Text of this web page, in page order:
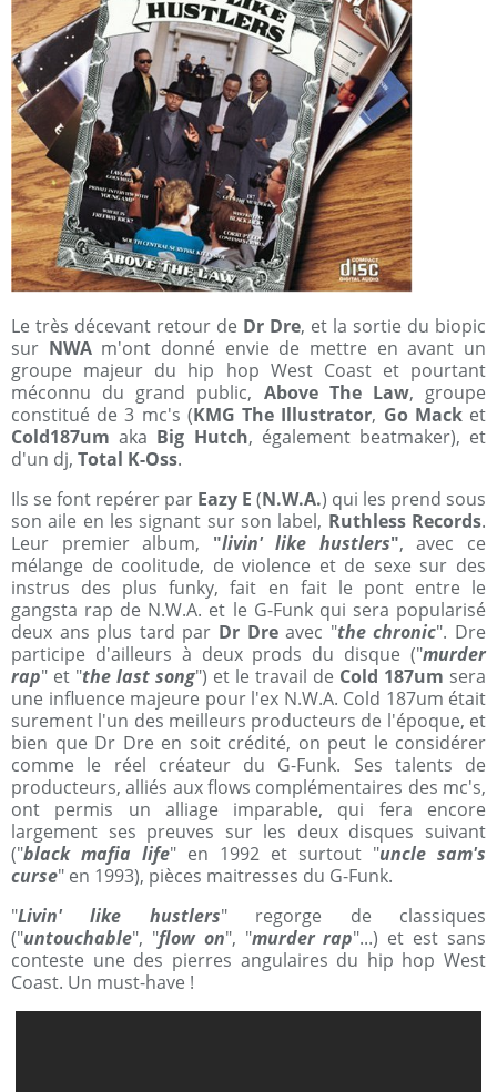
Le très décevant retour de Dr Dre, et la sortie du biopic
sur NWAm'ont donné envie de mettre en avant un
groupe majeur du hip hop West Coast et pourtant
méconnu du grand public, Above The Law, groupe
constitué de 3 mc's (KMG The Illustrator, Go Macket
Cold187um aka Big Hutch, également beatmaker), et
d'un dj, Total K-Oss.
Ils se font repérer par Eazy E (N.W.A.) qui les prend sous
son aile en les signant sur son label, Ruthless Records.
Leur premier album, "livin' like hustlers", avec ce
mélange de coolitude, de violence et de sexe sur des
instrus des plus funky, fait en fait le pont entre le
gangsta rap de N.W.A. et le G-Funk qui sera popularisé
deux ans plus tard par Dr Dreavec "the chronic". Dre
participe d'ailleurs à deux prods du disque ("murder
rap" et "the last song") et le travail de Cold 187um sera
une influence majeure pour l'ex N.W.A. Cold 187um était
surement l'un des meilleurs producteurs de l'époque, et
bien que Dr Dre en soit crédité, on peut le considérer
comme le réel créateur du G-Funk. Ses talents de
producteurs, alliés aux flows complémentaires des mc's,
ont permis un alliage imparable, qui fera encore
largement ses preuves sur les deux disques suivant
("black mafia life" en 1992 et surtout "uncle sam's
curse" en 1993), pièces maitresses du G-Funk.
"Livin' like hustlers" regorge de classiques
("untouchable", "flow on", "murder rap"...) et est sans
conteste une des pierres angulaires du hip hop West
Coast. Un must-have !